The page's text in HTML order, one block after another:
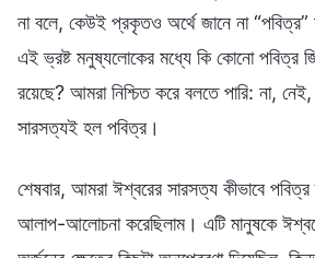
না বলে, কেউই প্রকৃতও অর্থে জানে না “পবিত্র”
এই ভ্রষ্ট মনুষ্যলোকের মধ্যে কি কোনো পবিত্র
রয়েছে? আমরা নিশ্চিত করে বলতে পারি: না,
সারসত্যই হল পবিত্র।
শেষবার, আমরা ঈশ্বরের সারসত্য কীভাবে পবিত্র
আলাপ-আলোচনা করেছিলাম। এটি মানুষকে